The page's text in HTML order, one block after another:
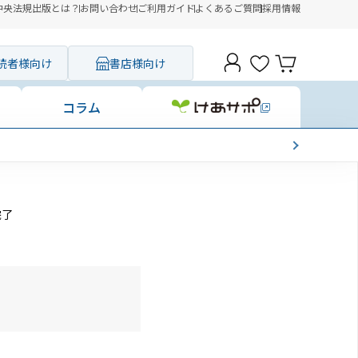
央法規出版とは？お問い合わせご利用ガイドよくあるご質問採用情報
者様向け 書店様向け
コラム